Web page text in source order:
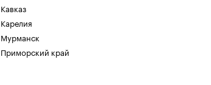
Кавказ
Карелия
Мурманск
Приморский край